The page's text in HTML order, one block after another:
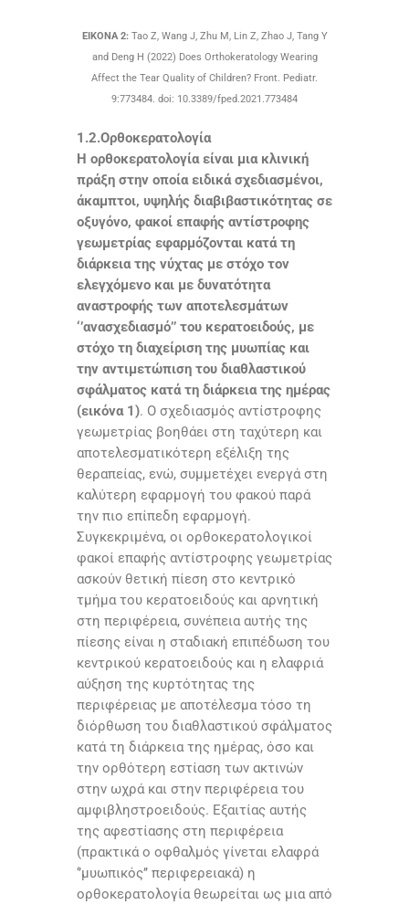
ΕΙΚΟΝΑ 2:Tao Z, Wang J, Zhu M, Lin Z, Zhao J, Tang Y
and Deng H (2022) Does Orthokeratology Wearing
Affect the Tear Quality of Children? Front. Pediatr.
9:773484. doi: 10.3389/fped.2021.773484
1.2.Ορθοκερατολογία
Η ορθοκερατολογία είναι μια κλινική
πράξη στην οποία ειδικά σχεδιασμένοι,
άκαμπτοι, υψηλής διαβιβαστικότητας σε
οξυγόνο, φακοί επαφής αντίστροφης
γεωμετρίας εφαρμόζονται κατά τη
διάρκεια της νύχτας με στόχο τον
ελεγχόμενο και με δυνατότητα
αναστροφής των αποτελεσμάτων
‘’ανασχεδιασμό’’ του κερατοειδούς, με
στόχο τη διαχείριση της μυωπίας και
την αντιμετώπιση του διαθλαστικού
σφάλματος κατά τη διάρκεια της ημέρας
(εικόνα 1). Ο σχεδιασμός αντίστροφης
γεωμετρίας βοηθάει στη ταχύτερη και
αποτελεσματικότερη εξέλιξη της
θεραπείας, ενώ, συμμετέχει ενεργά στη
καλύτερη εφαρμογή του φακού παρά
την πιο επίπεδη εφαρμογή.
Συγκεκριμένα, οι ορθοκερατολογικοί
φακοί επαφής αντίστροφης γεωμετρίας
ασκούν θετική πίεση στο κεντρικό
τμήμα του κερατοειδούς και αρνητική
στη περιφέρεια, συνέπεια αυτής της
πίεσης είναι η σταδιακή επιπέδωση του
κεντρικού κερατοειδούς και η ελαφριά
αύξηση της κυρτότητας της
περιφέρειας με αποτέλεσμα τόσο τη
διόρθωση του διαθλαστικού σφάλματος
κατά τη διάρκεια της ημέρας, όσο και
την ορθότερη εστίαση των ακτινών
στην ωχρά και στην περιφέρεια του
αμφιβληστροειδούς. Εξαιτίας αυτής
της αφεστίασης στη περιφέρεια
(πρακτικά ο οφθαλμός γίνεται ελαφρά
‘’μυωπικός’’ περιφερειακά) η
ορθοκερατολογία θεωρείται ως μια από